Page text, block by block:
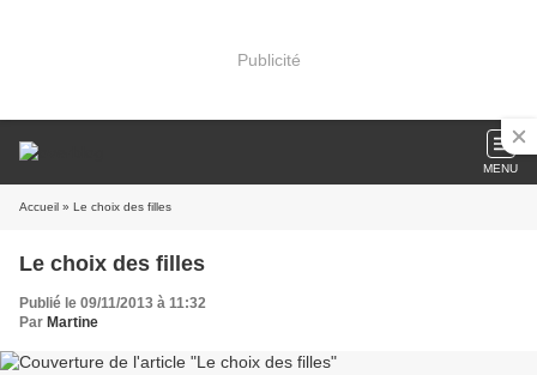
Publicité
MENU
Accueil » Le choix des filles
Le choix des filles
Publié le 09/11/2013 à 11:32
Par Martine